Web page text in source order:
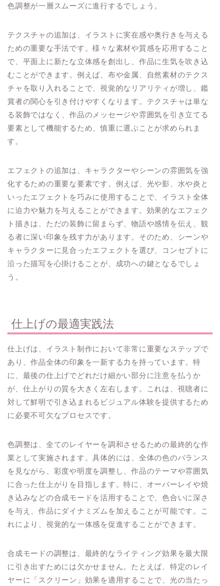
色調整が一層スムーズに進行するでしょう。
テクスチャの追加は、イラストに実在感や奥行きを与える
ための重要な手法です。様々な素材や質感を応用すること
で、平面上に新たな立体感を創出し、作品に生気を吹き込
むことができます。例えば、布や金属、自然素材のテクス
チャを取り入れることで、視覚的なリアリティが増し、鑑
賞者の関心を引き付けやすくなります。テクスチャは単な
る装飾ではなく、作品のメッセージや雰囲気を引き立てる
要素として機能するため、慎重に選ぶことが求められま
す。
エフェクトの追加は、キャラクターやシーンの雰囲気を強
化するための重要な要素です。例えば、光や影、水や炎と
いったエフェクトを巧みに使用することで、イラスト全体
に迫力や魅力を与えることができます。効果的なエフェク
ト描きは、ただの装飾に留まらず、物語や感情を伝え、観
る者に深い印象を残す力があります。そのため、シーンや
キャラクターに見合ったエフェクトを選び、コンセプトに
沿った描写を心掛けることが、成功への鍵となるでしょ
う。
仕上げの最適実践法
仕上げは、イラスト制作において非常に重要なステップで
あり、作品全体の印象を一新する力を持っています。特
に、最後の仕上げでどれだけ細かい部分に注意を払うか
が、仕上がりの質を大きく左右します。これは、視聴者に
対して鮮明で引き込まれるビジュアル体験を提供するため
に必要不可欠なプロセスです。
色調整は、全てのレイヤーを調和させるための最終的な作
業として実施されます。具体的には、全体の色のバランス
を見ながら、彩度や明度を調整し、作品のテーマや雰囲気
に合った仕上がりを目指します。特に、オーバーレイや焼
き込みなどの合成モードを活用することで、色合いに深さ
を与え、作品にダイナミズムを加えることが可能です。こ
れにより、視覚的な一体感を促進することができます。
合成モードの調整は、最終的なライティング効果を最大限
に引き出すためには欠かせません。たとえば、特定のレイ
ヤーに「スクリーン」効果を適用することで、光の当たっ